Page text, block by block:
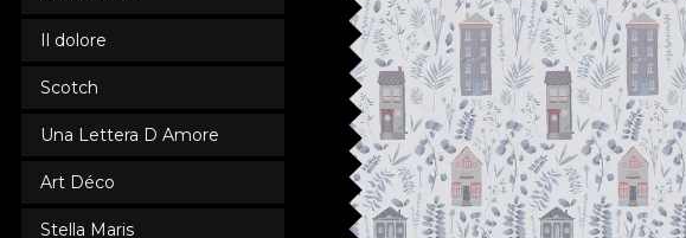
Il dolore
Scotch
Una Lettera D Amore
Art Déco
Stella Maris